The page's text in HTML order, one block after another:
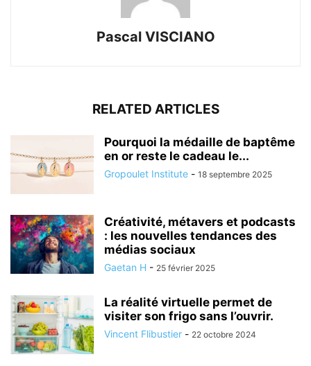
Pascal VISCIANO
RELATED ARTICLES
Pourquoi la médaille de baptême
en or reste le cadeau le...
Gropoulet Institute - 18 septembre 2025
Créativité, métavers et podcasts
: les nouvelles tendances des
médias sociaux
Gaetan H - 25 février 2025
La réalité virtuelle permet de
visiter son frigo sans l’ouvrir.
Vincent Flibustier - 22 octobre 2024